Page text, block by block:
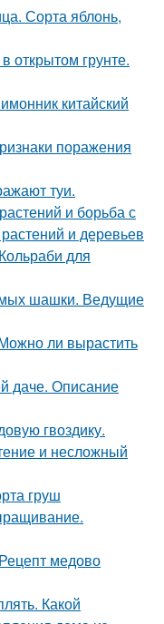
Сорта яблонь,
открытом грунте.
китайский
поражения
туи.
и борьба с
и деревьев
для
шашки. Ведущие
ли вырастить
даче. Описание
гвоздику.
и несложный
груш
медово
Какой